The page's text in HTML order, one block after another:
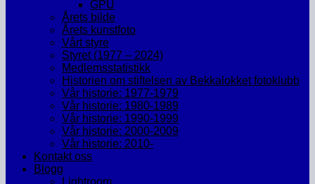
GPU
Årets bilde
Årets kunstfoto
Vårt styre
Styret (1977 – 2024)
Medlemsstatistikk
Historien om stiftelsen av Bekkalokket fotoklubb
Vår historie: 1977-1979
Vår historie: 1980-1989
Vår historie: 1990-1999
Vår historie: 2000-2009
Vår historie: 2010-
Kontakt oss
Blogg
Lightroom